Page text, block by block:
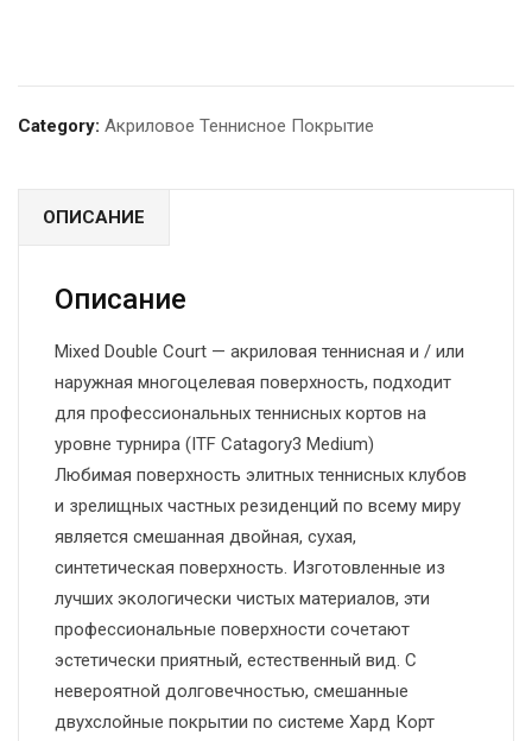
Category: Акриловое Теннисное Покрытие
ОПИСАНИЕ
Описание
Mixed Double Court — акриловая теннисная и / или
наружная многоцелевая поверхность, подходит
для профессиональных теннисных кортов на
уровне турнира (ITF Catagory3 Medium)
Любимая поверхность элитных теннисных клубов
и зрелищных частных резиденций по всему миру
является смешанная двойная, сухая,
синтетическая поверхность. Изготовленные из
лучших экологически чистых материалов, эти
профессиональные поверхности сочетают
эстетически приятный, естественный вид. С
невероятной долговечностью, cмешанные
двухслойные покрытии по системе Хард Корт